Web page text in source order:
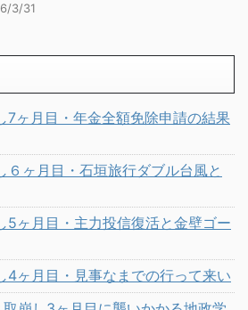
3/31
7ヶ月目・年金全額免除申請の結果
６ヶ月目・石垣旅行ダブル台風と
5ヶ月目・主力投信復活と金壁ゴー
4ヶ月目・見事なまでの行って来い